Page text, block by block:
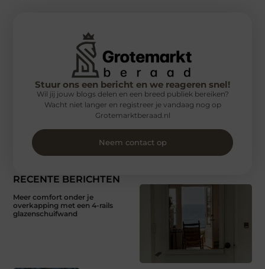
RECENTE BERICHTEN
Meer comfort onder je
overkapping met een 4-rails
glazenschuifwand
Stuur ons een bericht en we reageren snel!
Wil jij jouw blogs delen en een breed publiek bereiken?
Wacht niet langer en registreer je vandaag nog op
Grotemarktberaad.nl
Neem contact op